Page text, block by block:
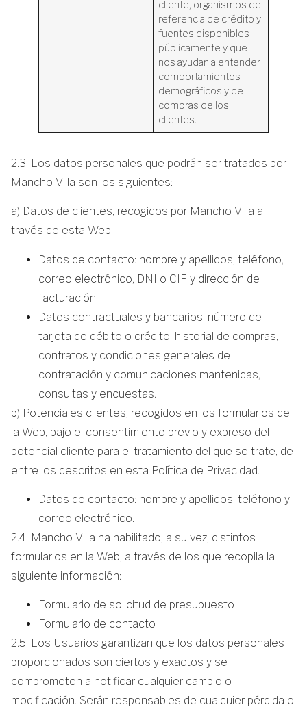
cliente, organismos de
referencia de crédito y
fuentes disponibles
públicamente y que
nos ayudan a entender
comportamientos
demográficos y de
compras de los
clientes.
2.3. Los datos personales que podrán ser tratados por
Mancho Villa son los siguientes:
a) Datos de clientes, recogidos por Mancho Villa a
través de esta Web:
Datos de contacto: nombre y apellidos, teléfono,
correo electrónico, DNI o CIF y dirección de
facturación.
Datos contractuales y bancarios: número de
tarjeta de débito o crédito, historial de compras,
contratos y condiciones generales de
contratación y comunicaciones mantenidas,
consultas y encuestas.
b) Potenciales clientes, recogidos en los formularios de
la Web, bajo el consentimiento previo y expreso del
potencial cliente para el tratamiento del que se trate, de
entre los descritos en esta Política de Privacidad.
Datos de contacto: nombre y apellidos, teléfono y
correo electrónico.
2.4. Mancho Villa ha habilitado, a su vez, distintos
formularios en la Web, a través de los que recopila la
siguiente información:
Formulario de solicitud de presupuesto
Formulario de contacto
2.5. Los Usuarios garantizan que los datos personales
proporcionados son ciertos y exactos y se
comprometen a notificar cualquier cambio o
modificación. Serán responsables de cualquier pérdida o